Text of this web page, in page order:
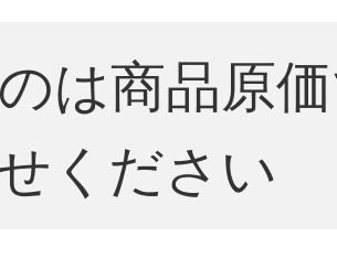
は商品原
ください